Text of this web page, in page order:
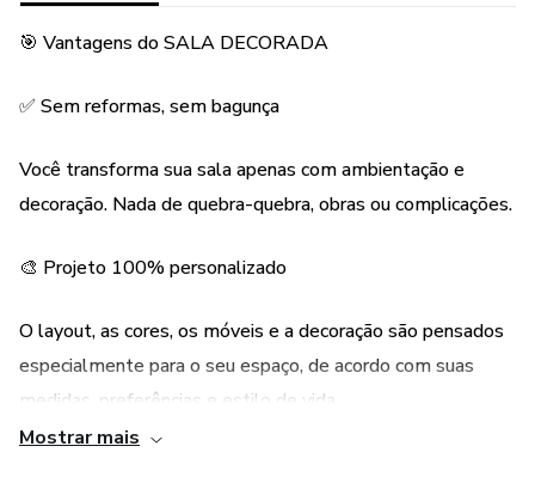
Reunião para apresentação do projeto (com direito a uma
medidas do ambiente, incluindo portas e janelas, preenche
um briefing simples e nós cuidamos do resto!
🎯 Vantagens do SALA DECORADA
✅ Sem reformas, sem bagunça
Você transforma sua sala apenas com ambientação e
decoração. Nada de quebra-quebra, obras ou complicações.
🎨 Projeto 100% personalizado
O layout, as cores, os móveis e a decoração são pensados
especialmente para o seu espaço, de acordo com suas
medidas, preferências e estilo de vida.
Mostrar mais